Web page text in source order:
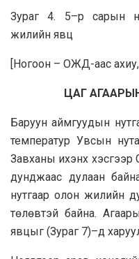
Зураг 4. 5–р сарын
жилийн явц
[Ногоон – ОЖД-аас
ЦАГ
Баруун аймгуудын
температур Увсын
Завханы ихэнх
дунджаас дулаан
нутгаар олон жилийн
төлөвтэй байна.
явцыг (Зураг 7)–д